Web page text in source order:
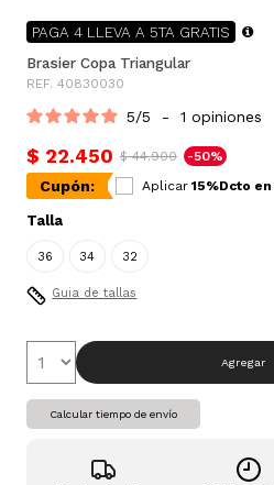
PAGA 4 LLEVA A 5TA GRATIS
Brasier Copa Triangular
REF. 40830030
5/5 - 1 opiniones
$ 22.450 $ 44.900 -50%
Cupón: Aplicar 15%Dcto
Talla
36 34 32
Guia de tallas
Agregar
Calcular tiempo de envío